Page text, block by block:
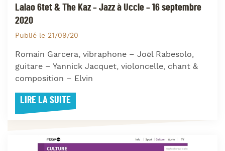
Lalao 6tet & The Kaz – Jazz à Uccle – 16 septembre
2020
Publié le 21/09/20
Romain Garcera, vibraphone – Joël Rabesolo,
guitare – Yannick Jacquet, violoncelle, chant &
composition – Elvin
LIRE LA SUITE